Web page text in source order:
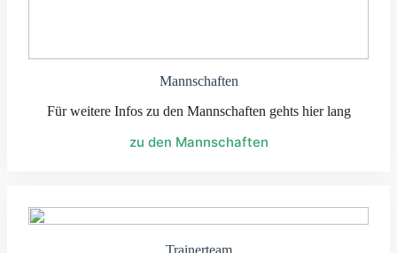
Mannschaften
Für weitere Infos zu den Mannschaften gehts hier lang
zu den Mannschaften
Trainerteam